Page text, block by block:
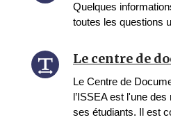
Quelques
toutes les questions
Le centre de
Le Centre de
l’ISSEA est l'une
ses étudiants. Il est